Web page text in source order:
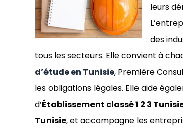
leurs
des
tous les secteurs. Elle convient à
d’étude en Tunisie, Première
les obligations légales. Elle aide
d’Établissement classé 1 2 3
Tunisie, et accompagne les